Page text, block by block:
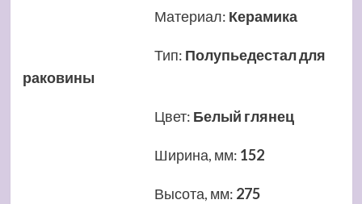
Материал: Керамика
Тип: Полупьедестал для
раковины
Цвет: Белый глянец
Ширина, мм: 152
Высота, мм: 275